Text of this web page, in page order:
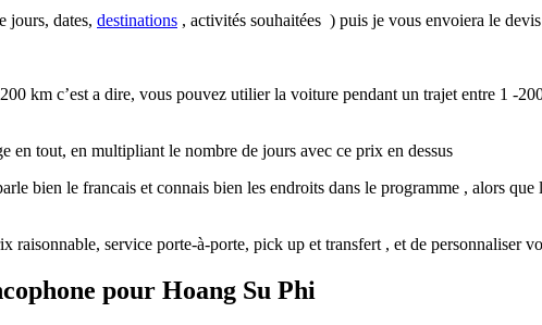
jours, dates, destinations , activités souhaitées ) puis je vous envoiera le devis
km c’est a dire, vous pouvez utilier la voiture pendant un trajet entre 1 -
tout, en multipliant le nombre de jours avec ce prix en dessus
bien le francais et connais bien les endroits dans le programme , alors que
service porte-à-porte, pick up et transfert , et de personnaliser
pour Hoang Su Phi